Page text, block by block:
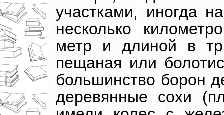
участками, иногда
несколько
метр и длиной в
пещаная или
большинство борон
деревянные сохи